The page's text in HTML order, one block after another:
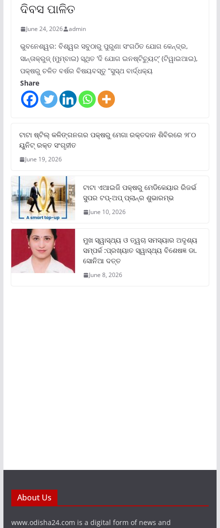
ଦିବସ ପାଳିତ
June 24, 2026 admin
ଭୁବନେଶ୍ୱର: ବିଶ୍ୱର ସବୁଠାରୁ ପୁରୁଣା ସଂଗଠିତ ଯୋଗ କେନ୍ଦ୍ର,
ସାନ୍ତାକ୍ରୁଜ୍ (ମୁମ୍ବାଇ) ସ୍ଥିତ ‘ଦି ଯୋଗ ଇନଷ୍ଟିଚ୍ୟୁଟ୍‌’ (ଟିୱାଇଆଇ),
ପକ୍ଷରୁ ଚଳିତ ବର୍ଷର ବିଷୟବସ୍ତୁ “ସୁସ୍ଥ ବାର୍ଦ୍ଧକ୍ୟ
Share
ଟାଟା ଷ୍ଟିଲ୍‌ କଳିଙ୍ଗନଗର ପକ୍ଷରୁ ମେଗା ରକ୍ତଦାନ ଶିବିରରେ ୨୮୦
ୟୁନିଟ୍‌ ରକ୍ତ ସଂଗୃହୀତ
June 19, 2026
ଟାଟା ଏଆଇଜି ପକ୍ଷରୁ ମେଡିକେୟାର ରିଜର୍ଭ
ସୁପର ଟପ୍‌-ଅପ୍ ପ୍ଲାନ୍‌ର ଶୁଭାରମ୍ଭ
June 10, 2026
ମୁଖ ସ୍ୱାସ୍ଥ୍ୟ ଓ ତ୍ୱଚା ସମସ୍ୟାର ଅଦୃଶ୍ୟ
ସମ୍ପର୍କ :ପ୍ରଖ୍ୟାତ ସ୍ୱାସ୍ଥ୍ୟ ବିଶେଷଜ୍ଞ ଡା.
ସୋନିଆ ଦତ୍ତ
June 8, 2026
About Us
www.odisha24.com is a digital form of news and